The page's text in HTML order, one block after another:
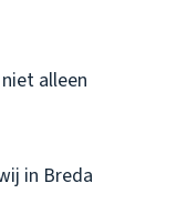
alleen
in Breda